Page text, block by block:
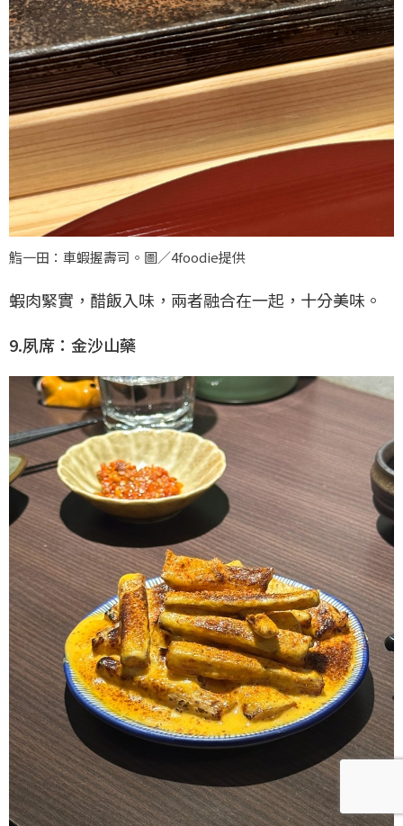
鮨一田：車蝦握壽司。圖／4foodie提供
蝦肉緊實，醋飯入味，兩者融合在一起，十分美味。
9.夙席：金沙山藥